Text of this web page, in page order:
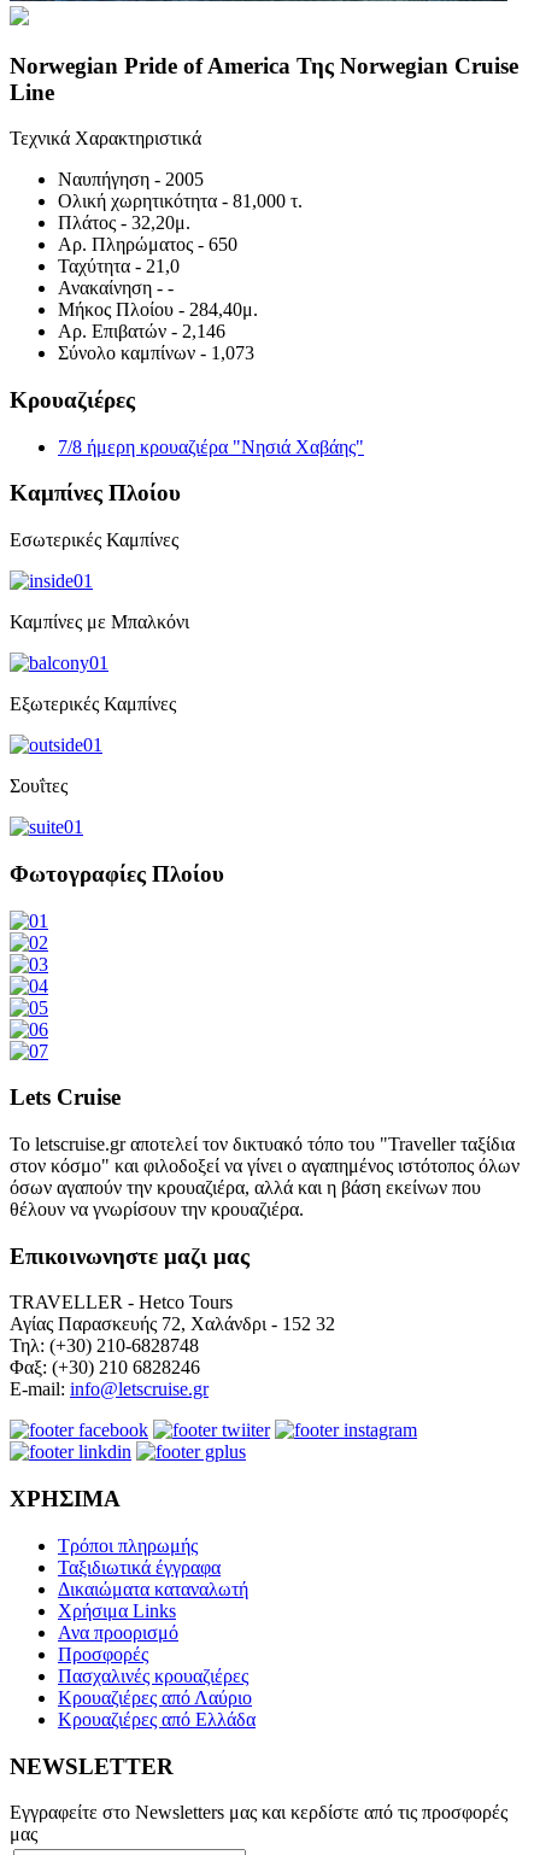
Norwegian Pride of America Της Norwegian Cruise
Line
Τεχνικά Χαρακτηριστικά
Ναυπήγηση - 2005
Ολική χωρητικότητα - 81,000 τ.
Πλάτος - 32,20μ.
Αρ. Πληρώματος - 650
Ταχύτητα - 21,0
Ανακαίνηση - -
Μήκος Πλοίου - 284,40μ.
Αρ. Επιβατών - 2,146
Σύνολο καμπίνων - 1,073
Κρουαζιέρες
7/8 ήμερη κρουαζιέρα "Νησιά Χαβάης"
Καμπίνες Πλοίου
Εσωτερικές Καμπίνες
Καμπίνες με Μπαλκόνι
Εξωτερικές Καμπίνες
Σουΐτες
Φωτογραφίες Πλοίου
Lets Cruise
Το letscruise.gr αποτελεί τον δικτυακό τόπο του "Traveller ταξίδια
στον κόσμο" και φιλοδοξεί να γίνει ο αγαπημένος ιστότοπος όλων
όσων αγαπούν την κρουαζιέρα, αλλά και η βάση εκείνων που
θέλουν να γνωρίσουν την κρουαζιέρα.
Επικοινωνηστε μαζι μας
TRAVELLER - Hetco Tours
Αγίας Παρασκευής 72, Χαλάνδρι - 152 32
Τηλ: (+30) 210-6828748
Φαξ: (+30) 210 6828246
E-mail: info@letscruise.gr
ΧΡΗΣΙΜΑ
Τρόποι πληρωμής
Ταξιδιωτικά έγγραφα
Δικαιώματα καταναλωτή
Χρήσιμα Links
Ανα προορισμό
Προσφορές
Πασχαλινές κρουαζιέρες
Κρουαζιέρες από Λαύριο
Κρουαζιέρες από Ελλάδα
NEWSLETTER
Εγγραφείτε στο Newsletters μας και κερδίστε από τις προσφορές
μας